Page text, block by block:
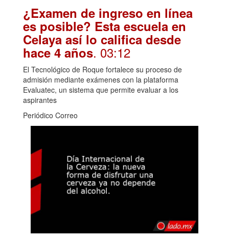
¿Examen de ingreso en línea
es posible? Esta escuela en
Celaya así lo califica desde
hace 4 años. 03:12
El Tecnológico de Roque fortalece su proceso de
admisión mediante exámenes con la plataforma
Evaluatec, un sistema que permite evaluar a los
aspirantes
Periódico Correo